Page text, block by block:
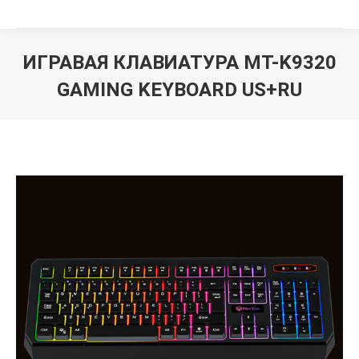
ИГРАВАЯ КЛАВИАТУРА MT-K9320
GAMING KEYBOARD US+RU